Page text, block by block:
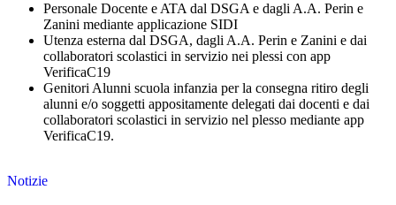
Personale Docente e ATA dal DSGA e dagli A.A. Perin e
Zanini mediante applicazione SIDI
Utenza esterna dal DSGA, dagli A.A. Perin e Zanini e dai
collaboratori scolastici in servizio nei plessi con app
VerificaC19
Genitori Alunni scuola infanzia per la consegna ritiro degli
alunni e/o soggetti appositamente delegati dai docenti e dai
collaboratori scolastici in servizio nel plesso mediante app
VerificaC19.
Notizie